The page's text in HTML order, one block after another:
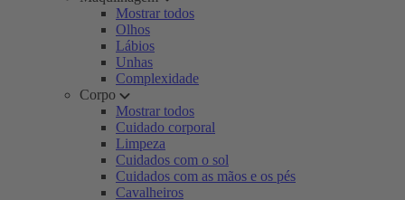
Mostrar todos
Olhos
Lábios
Unhas
Complexidade
Corpo
Mostrar todos
Cuidado corporal
Limpeza
Cuidados com o sol
Cuidados com as mãos e os pés
Cavalheiros